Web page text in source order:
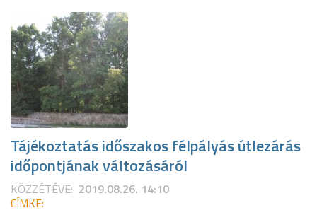
Tájékoztatás időszakos félpályás útlezárás
időpontjának változásáról
KÖZZÉTÉVE: 2019.08.26. 14:10
CÍMKE: